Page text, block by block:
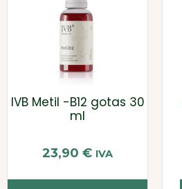
IVB Metil -B12 gotas 30
ml
23,90 € IVA